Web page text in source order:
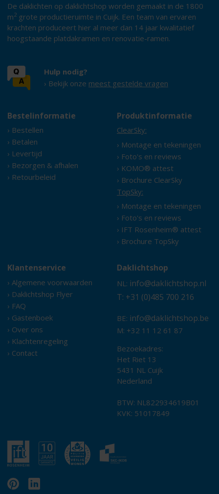
De daklichten op daklichtshop worden gemaakt in de 1800
m2 grote productieruimte in Cuijk. Een team van ervaren
krachten produceert hier al meer dan 14 jaar kwalitatief
hoogstaande platdakramen en renovatie-ramen.
Hulp nodig?
› Bekijk onze meest gestelde vragen
Bestelinformatie
› Bestellen
› Betalen
› Levertijd
› Bezorgen & afhalen
› Retourbeleid
Produktinformatie
ClearSky:
› Montage en tekeningen
› Foto's en reviews
› KOMO® attest
› Brochure ClearSky
TopSky:
› Montage en tekeningen
› Foto's en reviews
› IFT Rosenheim® attest
› Brochure TopSky
Klantenservice
› Algemene voorwaarden
› Daklichtshop Flyer
› FAQ
› Gastenboek
› Over ons
› Klachtenregeling
› Contact
Daklichtshop
NL: info@daklichtshop.nl
T: +31 (0)485 700 216
BE: info@daklichtshop.be
M: +32 11 12 61 87
Bezoekadres:
Het Riet 13
5431 NL Cuijk
Nederland
BTW: NL822934619B01
KVK: 51017849